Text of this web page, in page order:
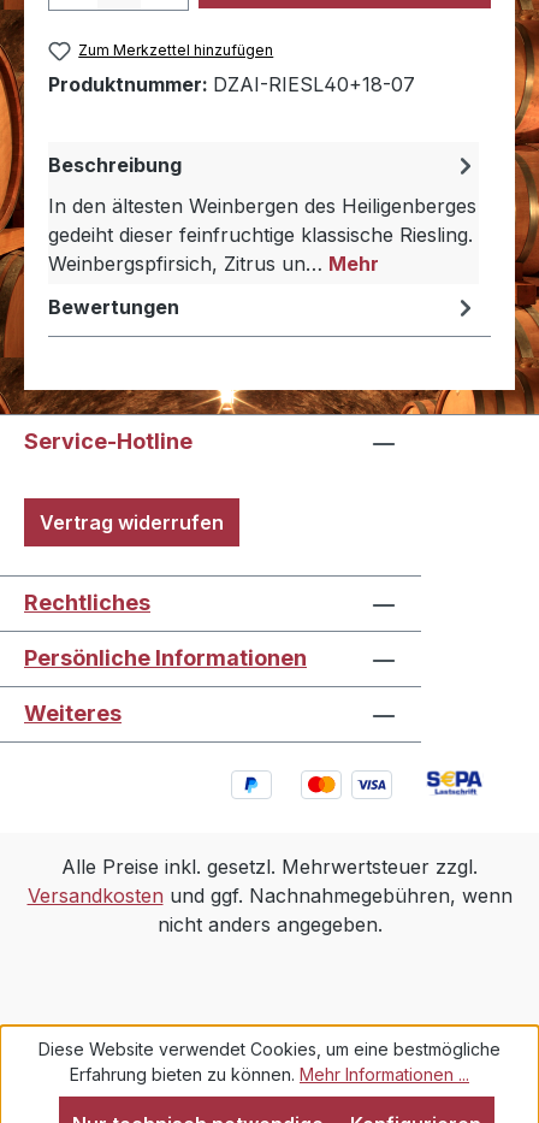
Zum Merkzettel hinzufügen
Produktnummer: DZAI-RIESL40+18-07
Beschreibung
In den ältesten Weinbergen des Heiligenberges
gedeiht dieser feinfruchtige klassische Riesling.
Weinbergspfirsich, Zitrus un… Mehr
Bewertungen
Service-Hotline
Vertrag widerrufen
Rechtliches
Persönliche Informationen
Weiteres
Alle Preise inkl. gesetzl. Mehrwertsteuer zzgl.
Versandkosten und ggf. Nachnahmegebühren, wenn
nicht anders angegeben.
Diese Website verwendet Cookies, um eine bestmögliche
Erfahrung bieten zu können. Mehr Informationen ...